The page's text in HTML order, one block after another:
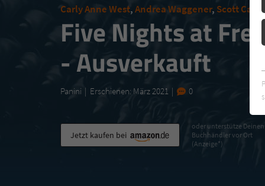
Carly Anne West,Andrea Waggener, Scott
Five Nights at
- Ausverkauft
Panini Erschienen: März 2021 0
Jetzt kaufen bei
oder unterstütze Deinen
Buchhändler vor Ort
(Anzeige*)